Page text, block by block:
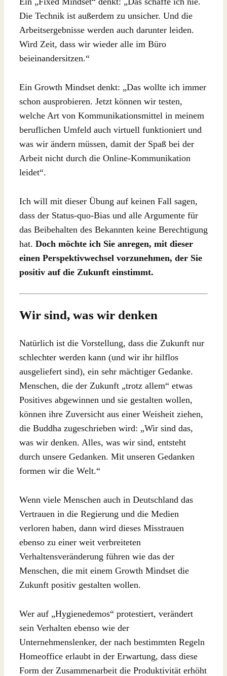
Die Technik ist außerdem zu unsicher. Und die
Arbeitsergebnisse werden auch darunter leiden.
Wird Zeit, dass wir wieder alle im Büro
beieinandersitzen.“
Ein Growth Mindset denkt: „Das wollte ich immer
schon ausprobieren. Jetzt können wir testen,
welche Art von Kommunikationsmittel in meinem
beruflichen Umfeld auch virtuell funktioniert und
was wir ändern müssen, damit der Spaß bei der
Arbeit nicht durch die Online-Kommunikation
leidet“.
Ich will mit dieser Übung auf keinen Fall sagen,
dass der Status-quo-Bias und alle Argumente für
das Beibehalten des Bekannten keine Berechtigung
hat. Doch möchte ich Sie anregen, mit dieser
einen Perspektivwechsel vorzunehmen, der Sie
positiv auf die Zukunft einstimmt.
Wir sind, was wir denken
Natürlich ist die Vorstellung, dass die Zukunft nur
schlechter werden kann (und wir ihr hilflos
ausgeliefert sind), ein sehr mächtiger Gedanke.
Menschen, die der Zukunft „trotz allem“ etwas
Positives abgewinnen und sie gestalten wollen,
können ihre Zuversicht aus einer Weisheit ziehen,
die Buddha zugeschrieben wird: „Wir sind das,
was wir denken. Alles, was wir sind, entsteht
durch unsere Gedanken. Mit unseren Gedanken
formen wir die Welt.“
Wenn viele Menschen auch in Deutschland das
Vertrauen in die Regierung und die Medien
verloren haben, dann wird dieses Misstrauen
ebenso zu einer weit verbreiteten
Verhaltensveränderung führen wie das der
Menschen, die mit einem Growth Mindset die
Zukunft positiv gestalten wollen.
Wer auf „Hygienedemos“ protestiert, verändert
sein Verhalten ebenso wie der
Unternehmenslenker, der nach bestimmten Regeln
Homeoffice erlaubt in der Erwartung, dass diese
Form der Zusammenarbeit die Produktivität erhöht